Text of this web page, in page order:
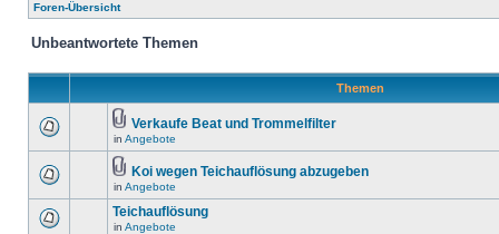
Foren-Übersicht
Unbeantwortete Themen
Themen
Verkaufe Beat und Trommelfilter
in Angebote
Koi wegen Teichauflösung abzugeben
in Angebote
Teichauflösung
in Angebote